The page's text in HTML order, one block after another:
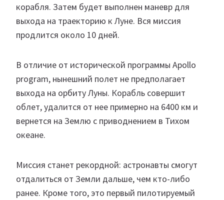
корабля. Затем будет выполнен маневр для
выхода на траекторию к Луне. Вся миссия
продлится около 10 дней.
В отличие от исторической программы Apollo
program, нынешний полет не предполагает
выхода на орбиту Луны. Корабль совершит
облет, удалится от нее примерно на 6400 км и
вернется на Землю с приводнением в Тихом
океане.
Миссия станет рекордной: астронавты смогут
отдалиться от Земли дальше, чем кто-либо
ранее. Кроме того, это первый пилотируемый